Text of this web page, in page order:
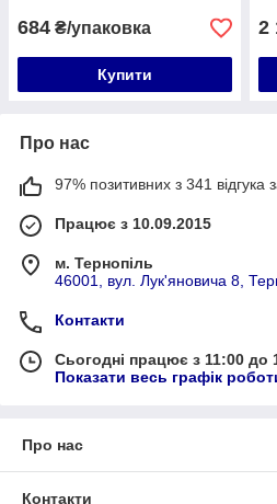
684 ₴/упаковка
Купити
2
Про нас
97% позитивних з 341 відгука
Працює з 10.09.2015
м. Тернопіль
46001, вул. Лук'яновича 8,
Контакти
Сьогодні працює з 11:00 до
Показати весь графік
Про нас
Контакти